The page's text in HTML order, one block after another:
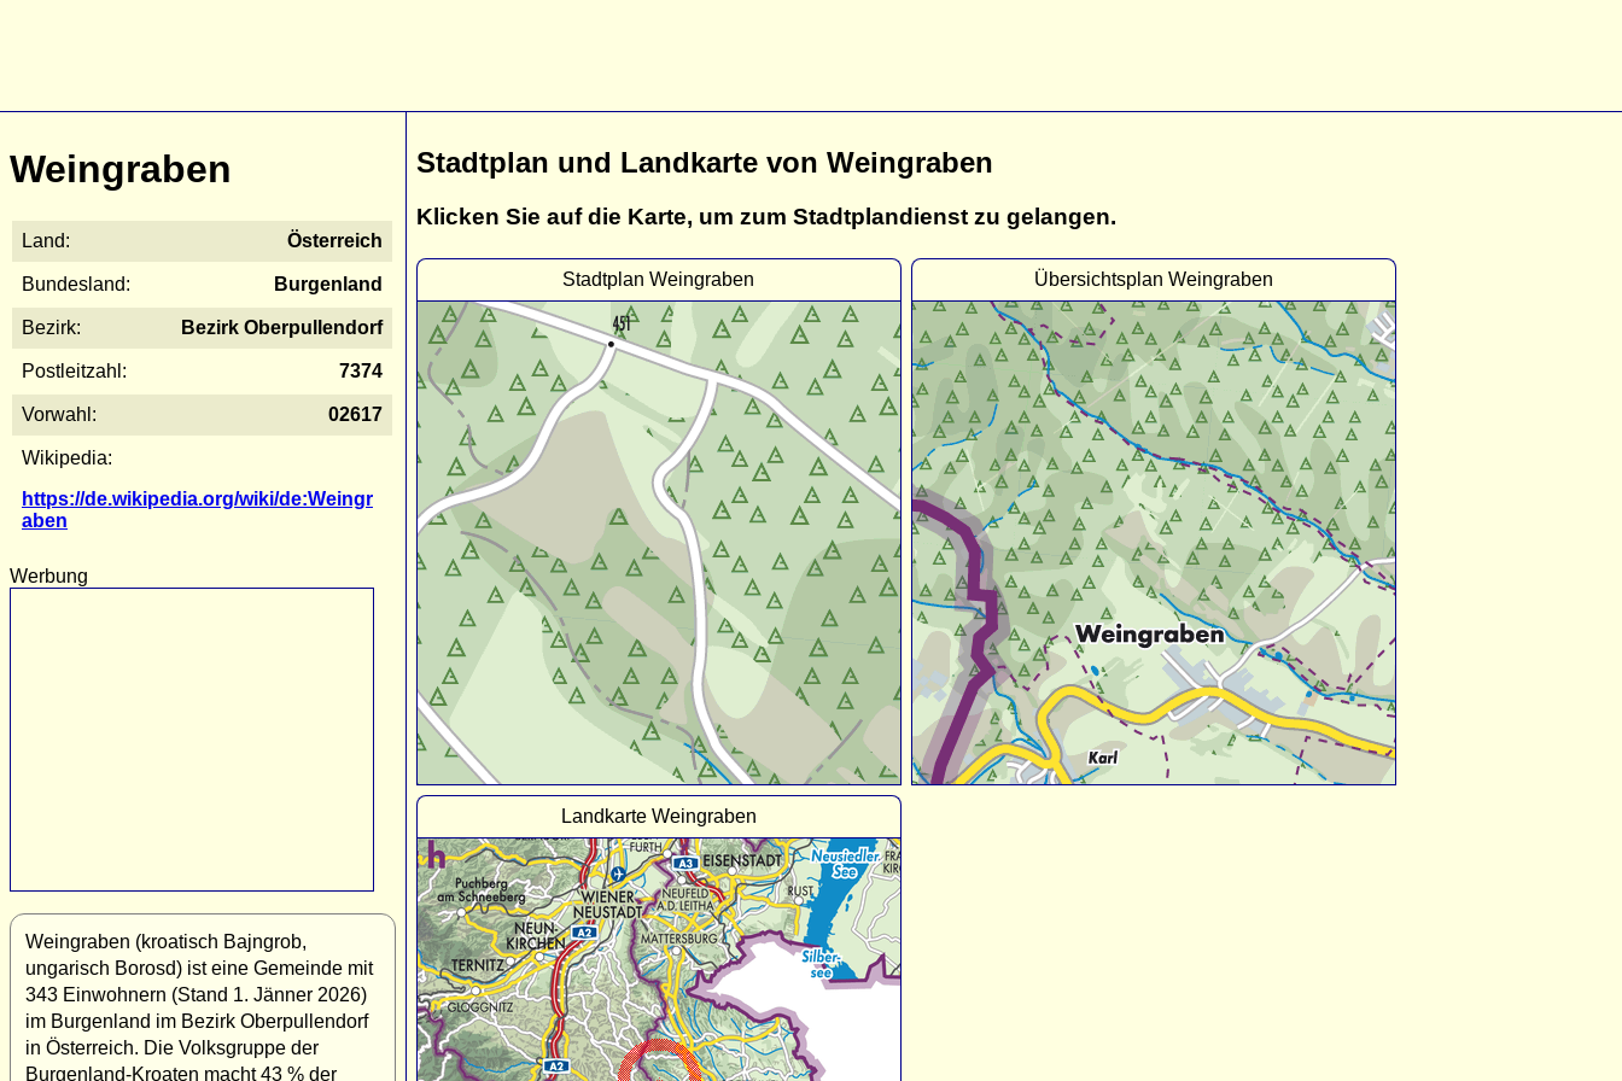
Weingraben
Land: Österreich
Bundesland: Burgenland
Bezirk: Bezirk Oberpullendorf
Postleitzahl: 7374
Vorwahl: 02617
Wikipedia:
https://de.wikipedia.org/wiki/de:Weingr
aben
Werbung
Weingraben (kroatisch Bajngrob,
ungarisch Borosd) ist eine Gemeinde mit
343 Einwohnern (Stand 1. Jänner 2026)
im Burgenland im Bezirk Oberpullendorf
in Österreich. Die Volksgruppe der
Burgenland-Kroaten macht 43 % der
Stadtplan und Landkarte von Weingraben
Klicken Sie auf die Karte, um zum Stadtplandienst zu gelangen.
Stadtplan Weingraben Übersichtsplan Weingraben
Landkarte Weingraben